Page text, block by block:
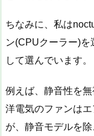
ちなみに、私は
ン(CPUクーラー)
して選んでいます。
例えば、静音性を
洋電気のファンは
が、静音モデルを